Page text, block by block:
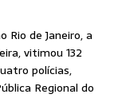
Rio de Janeiro, a
vitimou 132
polícias,
Regional do